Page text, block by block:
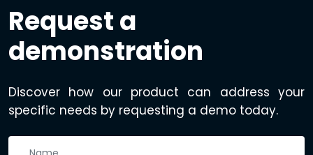
Request a
demonstration
Discover how our product can address your
specific needs by requesting a demo today.